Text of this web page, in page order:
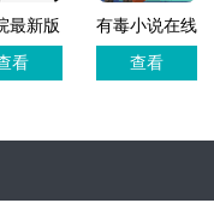
最新版
看
有毒小说在线
阅读
查看